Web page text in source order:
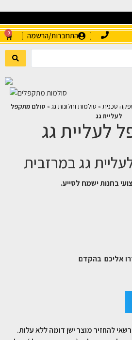
התחברות/הרשמה 0
טכנית » סולמות וחלונות גג » סולם מתקפל
לעליית גג
לעליית גג
גג במרזבית
בחנות ישמח לסייע.
אליכם בהקדם
להחזיר מוצר ישן דומה ללא עלות.